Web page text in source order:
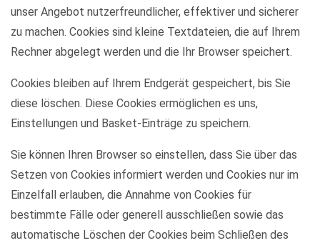
unser Angebot nutzerfreundlicher, effektiver und sicherer
zu machen. Cookies sind kleine Textdateien, die auf Ihrem
Rechner abgelegt werden und die Ihr Browser speichert.
Cookies bleiben auf Ihrem Endgerät gespeichert, bis Sie
diese löschen. Diese Cookies ermöglichen es uns,
Einstellungen und Basket-Einträge zu speichern.
Sie können Ihren Browser so einstellen, dass Sie über das
Setzen von Cookies informiert werden und Cookies nur im
Einzelfall erlauben, die Annahme von Cookies für
bestimmte Fälle oder generell ausschließen sowie das
automatische Löschen der Cookies beim Schließen des